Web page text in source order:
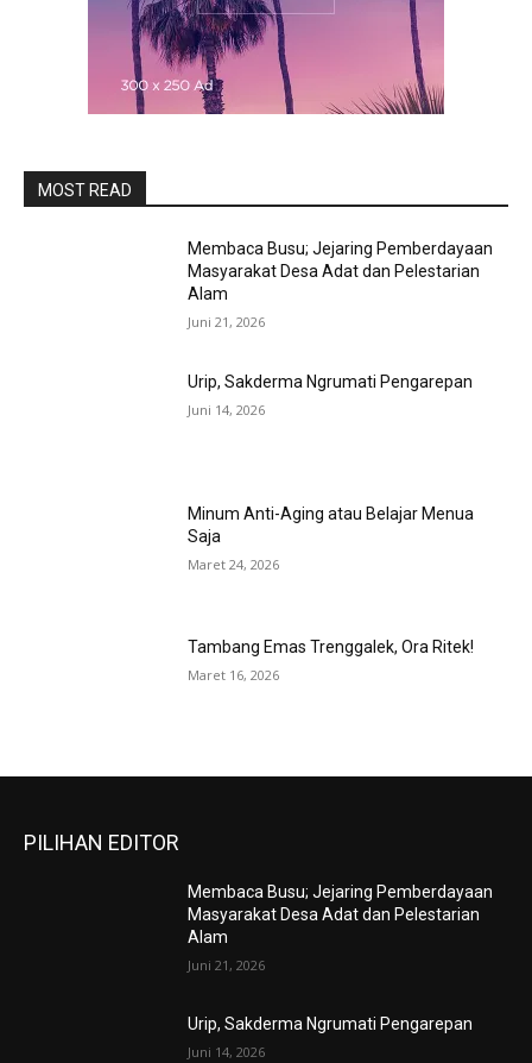
MOST READ
Membaca Busu; Jejaring Pemberdayaan
Masyarakat Desa Adat dan Pelestarian
Alam
Juni 21, 2026
Urip, Sakderma Ngrumati Pengarepan
Juni 14, 2026
Minum Anti-Aging atau Belajar Menua
Saja
Maret 24, 2026
Tambang Emas Trenggalek, Ora Ritek!
Maret 16, 2026
PILIHAN EDITOR
Membaca Busu; Jejaring Pemberdayaan
Masyarakat Desa Adat dan Pelestarian
Alam
Juni 21, 2026
Urip, Sakderma Ngrumati Pengarepan
Juni 14, 2026